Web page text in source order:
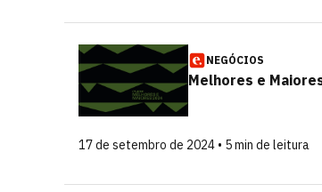
NEGÓCIOS
Melhores e
17 de setembro de 2024 • 5 min de leitura